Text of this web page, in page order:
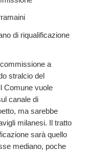
di riqualificazione
a
stralcio del
Comune vuole
canale di
ma sarebbe
milanesi. Il tratto
sarà quello
mediano, poche